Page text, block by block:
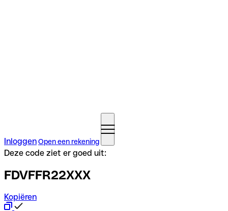
InloggenOpen een rekening
Deze code ziet er goed uit:
FDVFFR22XXX
Kopiëren